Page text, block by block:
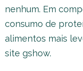
nenhum. Em
consumo de
alimentos mais
site gshow.